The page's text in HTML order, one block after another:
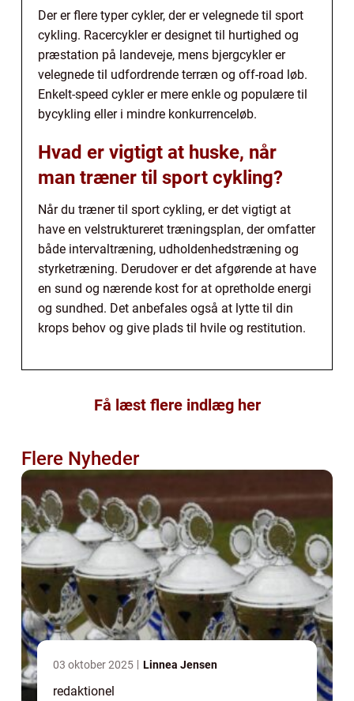
Der er flere typer cykler, der er velegnede til sport
cykling. Racercykler er designet til hurtighed og
præstation på landeveje, mens bjergcykler er
velegnede til udfordrende terræn og off-road løb.
Enkelt-speed cykler er mere enkle og populære til
bycykling eller i mindre konkurrenceløb.
Hvad er vigtigt at huske, når
man træner til sport cykling?
Når du træner til sport cykling, er det vigtigt at
have en velstruktureret træningsplan, der omfatter
både intervaltræning, udholdenhedstræning og
styrketræning. Derudover er det afgørende at have
en sund og nærende kost for at opretholde energi
og sundhed. Det anbefales også at lytte til din
krops behov og give plads til hvile og restitution.
Få læst flere indlæg her
Flere Nyheder
03 oktober 2025 Linnea Jensen
redaktionel